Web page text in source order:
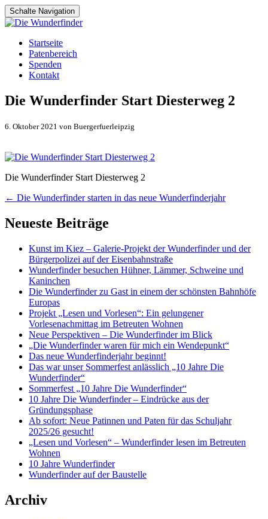
Schalte Navigation
Zum
Inhalt
springen
Startseite
Patenbereich
Spenden
Kontakt
Die Wunderfinder Start Diesterweg 2
6. Oktober 2021 von Buergerfuerleipzig
Die Wunderfinder Start Diesterweg 2
Artikel-
Navigation
← Die Wunderfinder starten in das neue Wunderfinderjahr
Neueste Beiträge
Kunst im Kiez – Galerie-Projekt der Wunderfinder und der
Bürgerpolizei auf der Eisenbahnstraße
Wunderfinder besuchen Hühner, Lämmer, Schweine und
Kaninchen
Die Wunderfinder zu Gast in einem der schönsten Bahnhöfe
Europas
Projekt „Lesen und Vorlesen“: Ein gelungener
Vorlesenachmittag im Betreuten Wohnen
Neue Perspektiven – Die Wunderfinder im Blick
„Die Wunderfinder waren für mich ein Wendepunkt“
Das neue Wunderfinderjahr beginnt!
Das war unser Sommerfest anlässlich „10 Jahre Die
Wunderfinder“
Sommerfest „10 Jahre Die Wunderfinder“
10 Jahre Die Wunderfinder – Eindrücke aus der
Gründungsphase
Ab sofort: Neue Patinnen und Paten für das Schuljahr
2025/26 gesucht!
„Lesen und Vorlesen“ – Wunderfinder lesen im Betreuten
Wohnen
10 Jahre Wunderfinder
Wunderfinder auf der Baustelle
Archiv